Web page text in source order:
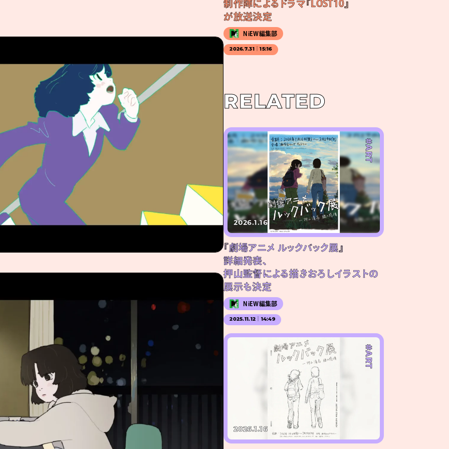
制作陣によるドラマ『LOST10』
が放送決定
NiEW編集部
2026.7.31｜15:16
RELATED
#ART
2026.1.16
『劇場アニメ ルックバック展』
詳細発表、
押山監督による描きおろしイラストの
展示も決定
NiEW編集部
2025.11.12｜14:49
#ART
2026.1.16